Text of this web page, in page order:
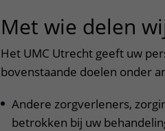
Met wie delen
Het UMC Utrecht geeft uw
bovenstaande doelen onder
Andere zorgverleners,
betrokken bij uw